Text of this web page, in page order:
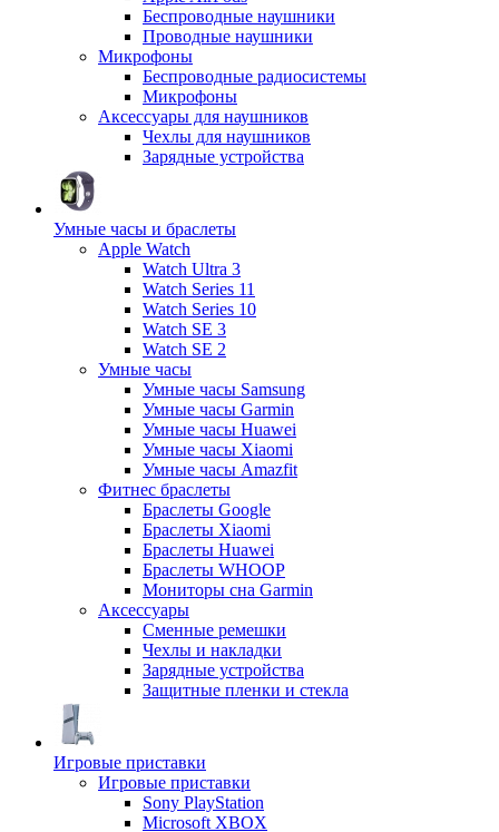
Беспроводные наушники
Проводные наушники
Микрофоны
Беспроводные радиосистемы
Микрофоны
Аксессуары для наушников
Чехлы для наушников
Зарядные устройства
Умные часы и браслеты
Apple Watch
Watch Ultra 3
Watch Series 11
Watch Series 10
Watch SE 3
Watch SE 2
Умные часы
Умные часы Samsung
Умные часы Garmin
Умные часы Huawei
Умные часы Xiaomi
Умные часы Amazfit
Фитнес браслеты
Браслеты Google
Браслеты Xiaomi
Браслеты Huawei
Браслеты WHOOP
Мониторы сна Garmin
Аксессуары
Сменные ремешки
Чехлы и накладки
Зарядные устройства
Защитные пленки и стекла
Игровые приставки
Игровые приставки
Sony PlayStation
Microsoft XBOX